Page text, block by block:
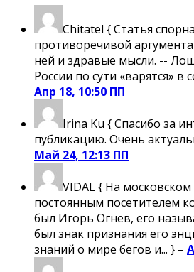
Chitatel { Статья
противоречивой
ней и здравые мысли. --
России по сути «варятся» в
Апр 18, 10:50 ПП
Irina Ku { Спасибо за
публикацию. Очень
Май 24, 12:13 ПП
VIDAL{ На
постоянным посетителем
был Игорь Огнев, его
был знак признания его
знаний о мире бегов и... } –